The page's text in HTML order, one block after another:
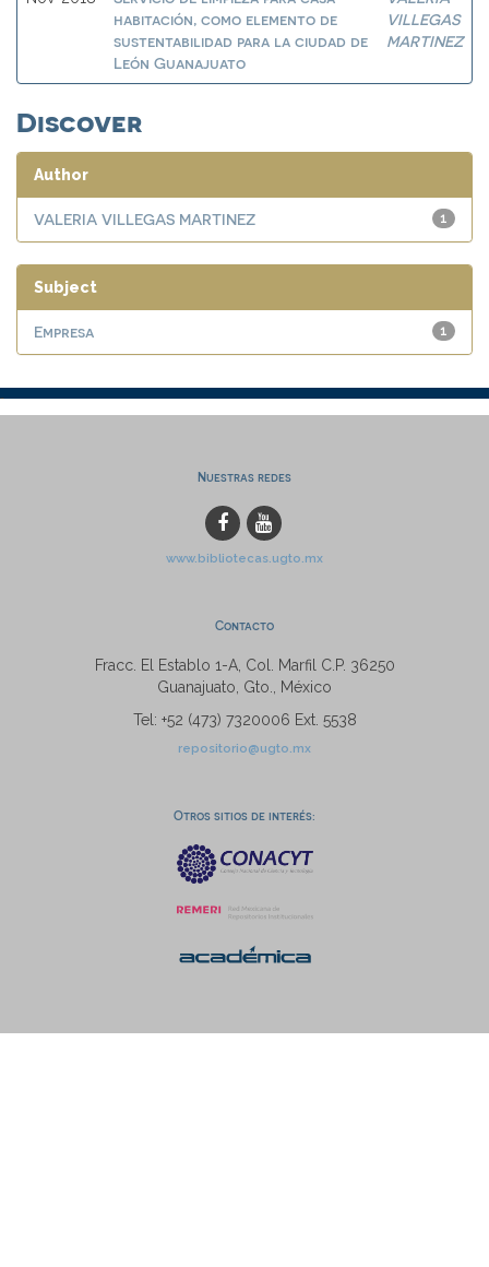
habitación, como elemento de
sustentabilidad para la ciudad de
León Guanajuato
VILLEGAS
MARTINEZ
Discover
Author
1
VALERIA VILLEGAS MARTINEZ
Subject
1
Empresa
Nuestras redes
www.bibliotecas.ugto.mx
Contacto
Fracc. El Establo 1-A, Col. Marfil C.P. 36250
Guanajuato, Gto., México
Tel: +52 (473) 7320006 Ext. 5538
repositorio@ugto.mx
Otros sitios de interés: